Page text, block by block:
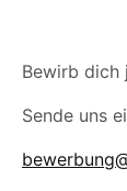
Bewirb dich
Sende uns